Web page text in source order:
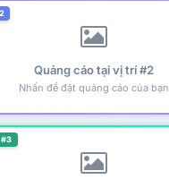
Quảng cáo tại vị trí #2
Nhấn để đặt quảng cáo của bạn